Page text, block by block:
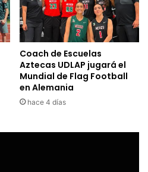
Coach de Escuelas
Aztecas UDLAP jugará el
Mundial de Flag Football
en Alemania
hace 4 días